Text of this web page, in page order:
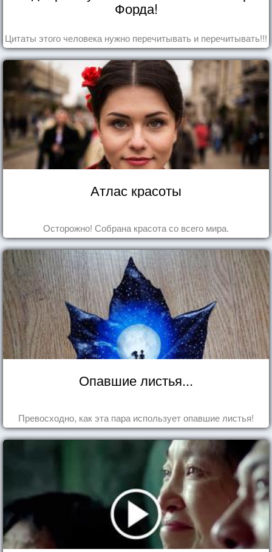
Форда!
Цитаты этого человека нужно перечитывать и перечитывать!!!
Атлас красоты
Осторожно! Собрана красота со всего мира.
Опавшие листья...
Превосходно, как эта пара использует опавшие листья!